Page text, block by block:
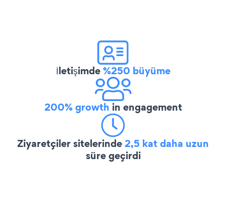
İletişimde%250 büyüme
200% growth in engagement
Ziyaretçiler sitelerinde2,5 kat daha uzun
süre geçirdi